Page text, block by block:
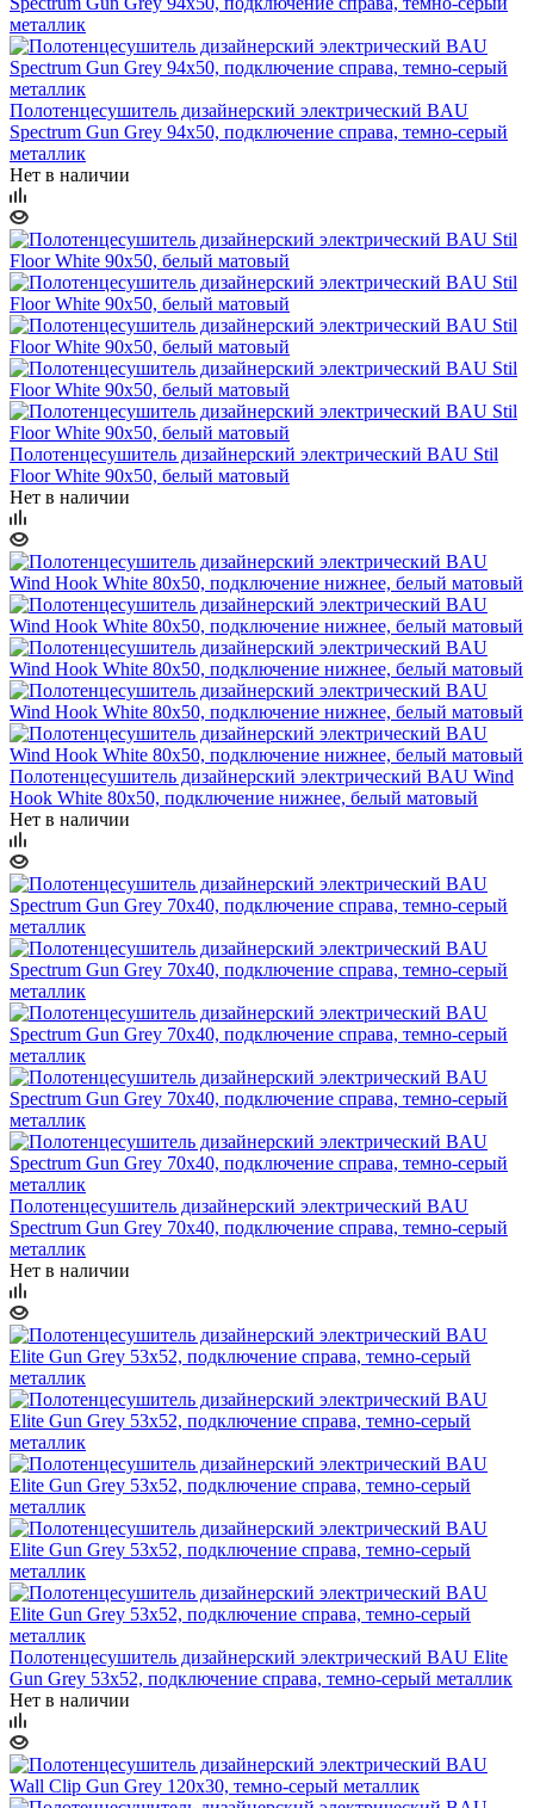
Полотенцесушитель дизайнерский электрический BAU
Spectrum Gun Grey 94х50, подключение справа, темно-серый
металлик
Нет в наличии
Полотенцесушитель дизайнерский электрический BAU Stil
Floor White 90х50, белый матовый
Нет в наличии
Полотенцесушитель дизайнерский электрический BAU Wind
Hook White 80х50, подключение нижнее, белый матовый
Нет в наличии
Полотенцесушитель дизайнерский электрический BAU
Spectrum Gun Grey 70х40, подключение справа, темно-серый
металлик
Нет в наличии
Полотенцесушитель дизайнерский электрический BAU Elite
Gun Grey 53х52, подключение справа, темно-серый металлик
Нет в наличии